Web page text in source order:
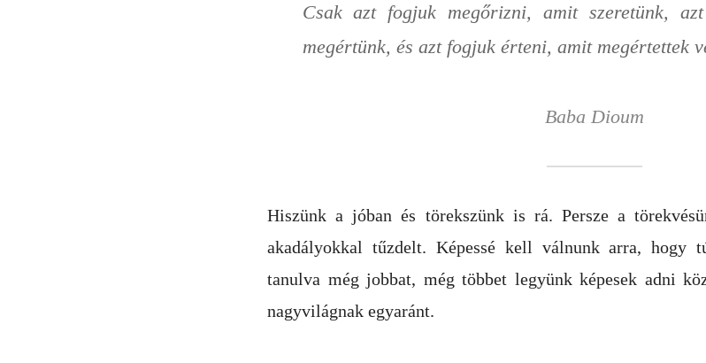
Csak azt fogjuk megőrizni, amit szeretünk,
megértünk, és azt fogjuk érteni, amit megértettek
Baba Dioum
Hiszünk a jóban és törekszünk is rá. Persze a
akadályokkal tűzdelt. Képessé kell válnunk arra, hogy
tanulva még jobbat, még többet legyünk képesek adni
nagyvilágnak egyaránt.